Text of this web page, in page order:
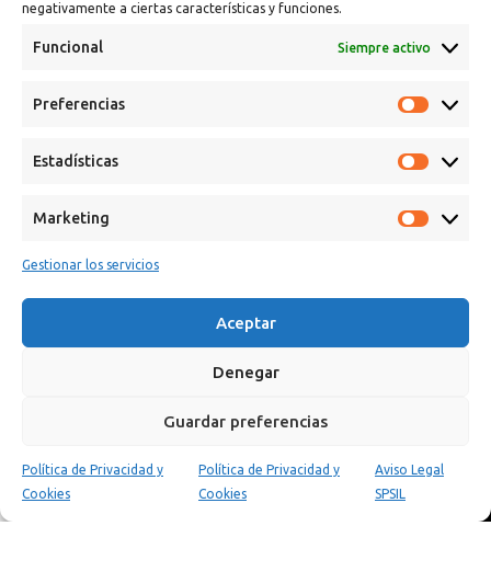
negativamente a ciertas características y funciones.
Funcional Siempre activo
Preferencias
Estadísticas
Marketing
Gestionar los servicios
Aceptar
Denegar
Guardar preferencias
Política de Privacidad y
Cookies
Política de Privacidad y
Cookies
Aviso Legal
SPSIL
paint@spsil.es
0
Carrito
Mi cuenta